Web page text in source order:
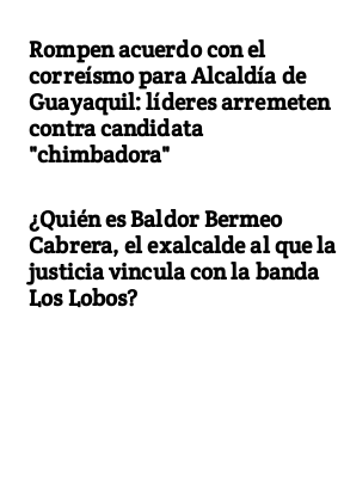
Rompen acuerdo con el
correísmo para Alcaldía de
Guayaquil: líderes arremeten
contra candidata
"chimbadora"
¿Quién es Baldor Bermeo
Cabrera, el exalcalde al que la
justicia vincula con la banda
Los Lobos?